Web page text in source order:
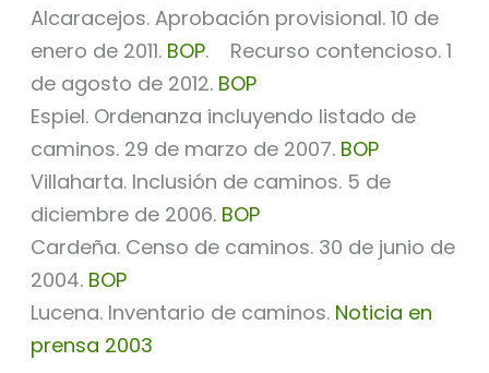
Alcaracejos. Aprobación provisional. 10 de
enero de 2011. BOP. Recurso contencioso. 1
de agosto de 2012. BOP
Espiel. Ordenanza incluyendo listado de
caminos. 29 de marzo de 2007. BOP
Villaharta. Inclusión de caminos. 5 de
diciembre de 2006. BOP
Cardeña. Censo de caminos. 30 de junio de
2004. BOP
Lucena. Inventario de caminos. Noticia en
prensa 2003